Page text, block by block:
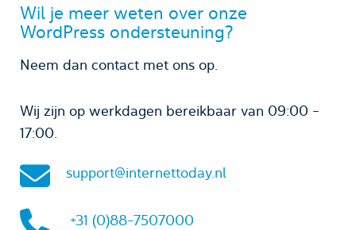
Wil je meer weten over onze
WordPress ondersteuning?
Neem dan contact met ons op.
Wij zijn op werkdagen bereikbaar van 09:00 -
17:00.
support@internettoday.nl
+31 (0)88-7507000